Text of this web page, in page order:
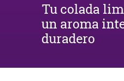
Tu colada
un aroma
duradero